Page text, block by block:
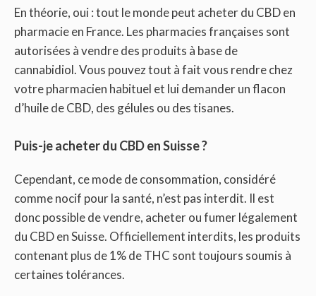
En théorie, oui : tout le monde peut acheter du CBD en
pharmacie en France. Les pharmacies françaises sont
autorisées à vendre des produits à base de
cannabidiol. Vous pouvez tout à fait vous rendre chez
votre pharmacien habituel et lui demander un flacon
d’huile de CBD, des gélules ou des tisanes.
Puis-je acheter du CBD en Suisse ?
Cependant, ce mode de consommation, considéré
comme nocif pour la santé, n’est pas interdit. Il est
donc possible de vendre, acheter ou fumer légalement
du CBD en Suisse. Officiellement interdits, les produits
contenant plus de 1% de THC sont toujours soumis à
certaines tolérances.